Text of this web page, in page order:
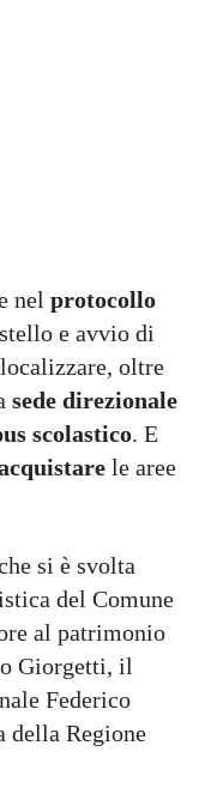
nel protocollo
e avvio di
oltre
sede direzionale
scolastico. E
le aree
si è svolta
del Comune
al patrimonio
Giorgetti, il
Federico
della Regione